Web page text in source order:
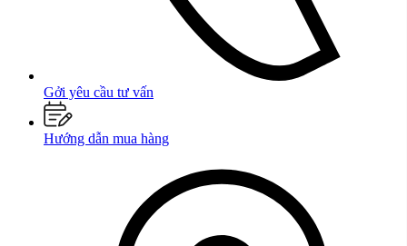
Gởi yêu cầu tư vấn
Hướng dẫn mua hàng